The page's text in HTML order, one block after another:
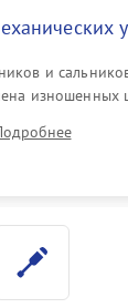
и
изношенных
резиновой